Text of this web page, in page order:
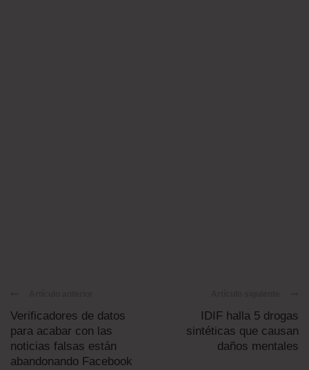
Verificadores de datos
para acabar con las
noticias falsas están
abandonando Facebook
IDIF halla 5 drogas
sintéticas que causan
daños mentales